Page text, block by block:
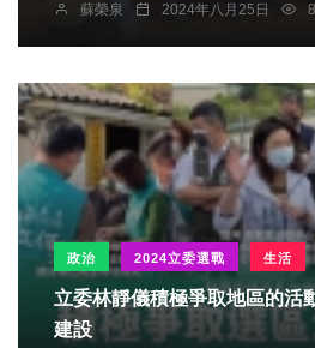
蘇榮泉 2024年八月25日
政治 2024立委選戰 生活
立委林靜儀積極爭取地區的活
建設